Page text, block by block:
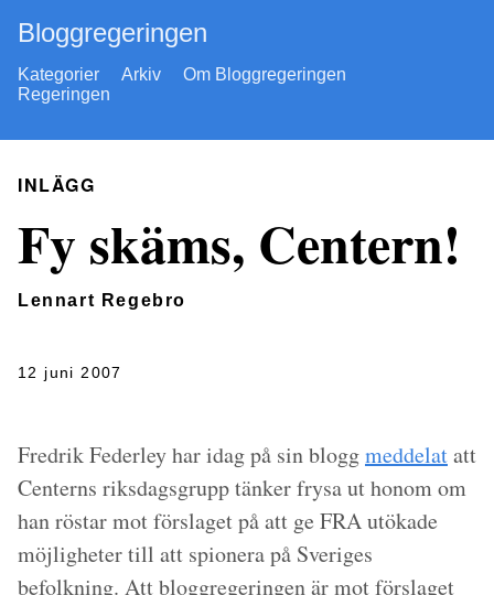
Bloggregeringen
Kategorier Arkiv
Om Bloggregeringen
Regeringen
INLÄGG
Fy skäms, Centern!
Lennart Regebro
12 juni 2007
Fredrik Federley har idag på sin bloggmeddelatatt
Centerns riksdagsgrupp tänker frysa ut honom om
han röstar mot förslaget på att ge FRA utökade
möjligheter till att spionera på Sveriges
befolkning. Att bloggregeringen är mot förslaget